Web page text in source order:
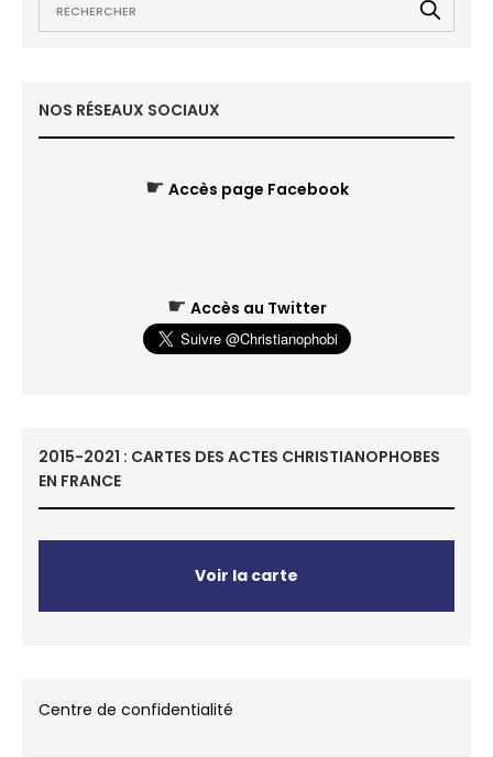
NOS RÉSEAUX SOCIAUX
☛ Accès page Facebook
☛ Accès au Twitter
2015-2021 : CARTES DES ACTES CHRISTIANOPHOBES
EN FRANCE
Voir la carte
Centre de confidentialité